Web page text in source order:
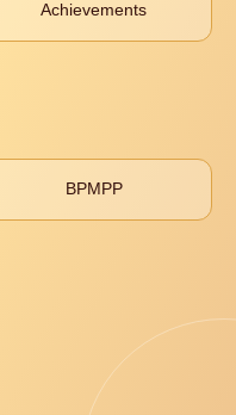
Achievements
BPMPP